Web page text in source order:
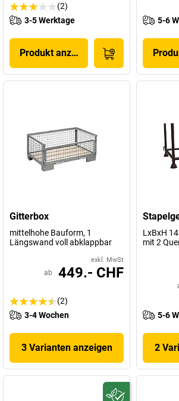
(2)
3-5 Werktage
Produkt anzeigen
5-6
Gitterbox
mittelhohe Bauform, 1
Längswand voll abklappbar
exkl. MwSt
ab 449.- CHF
(2)
3-4 Wochen
3 Varianten anzeigen
LxBxH
mit 2
5-6
2